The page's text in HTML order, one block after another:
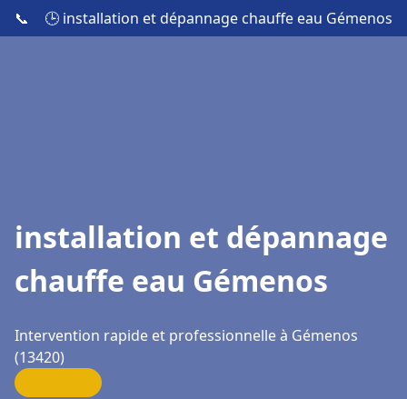
📞 🕒 installation et dépannage chauffe eau Gémenos
installation et dépannage
chauffe eau Gémenos
Intervention rapide et professionnelle à Gémenos
(13420)